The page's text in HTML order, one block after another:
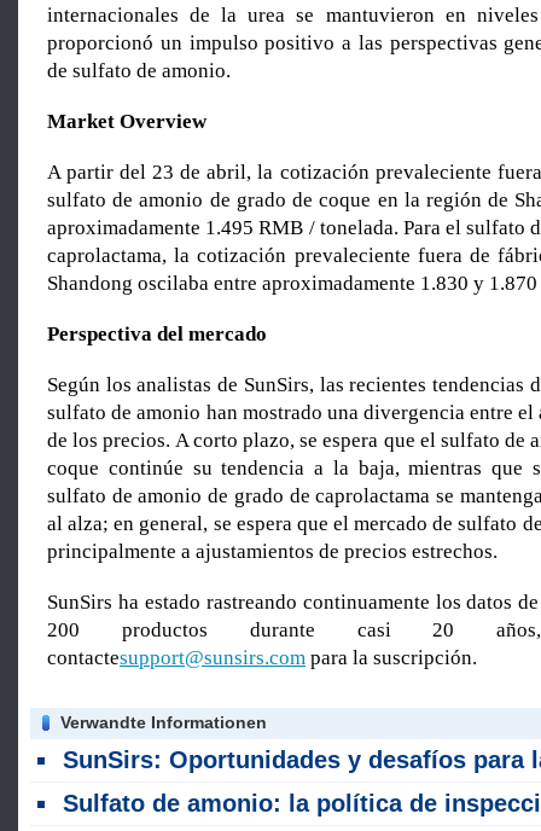
internacionales de la urea se mantuvieron en
proporcionó un impulso positivo a las perspectivas
de sulfato de amonio.
Market Overview
A partir del 23 de abril, la cotización prevaleciente
sulfato de amonio de grado de coque en la región de
aproximadamente 1.495 RMB / tonelada. Para el sulfato
caprolactama, la cotización prevaleciente fuera de
Shandong oscilaba entre aproximadamente 1.830 y
Perspectiva del mercado
Según los analistas de SunSirs, las recientes tendencias
sulfato de amonio han mostrado una divergencia entre el
de los precios. A corto plazo, se espera que el sulfato de
coque continúe su tendencia a la baja, mientras que
sulfato de amonio de grado de caprolactama se
al alza; en general, se espera que el mercado de sulfato
principalmente a ajustamientos de precios estrechos.
SunSirs ha estado rastreando continuamente los datos
200 productos durante casi 20
contactesupport@sunsirs.com para la suscripción.
Verwandte Informationen
SunSirs: Oportunidades y desafíos para la industria de fertilizantes en medio del El Niño más fuerte en 150
Sulfato de amonio: la política de inspección obligatoria remodela el diferencial de precios; las ventas nacionales están bajo presión mientras que las exportaciones enfrentan